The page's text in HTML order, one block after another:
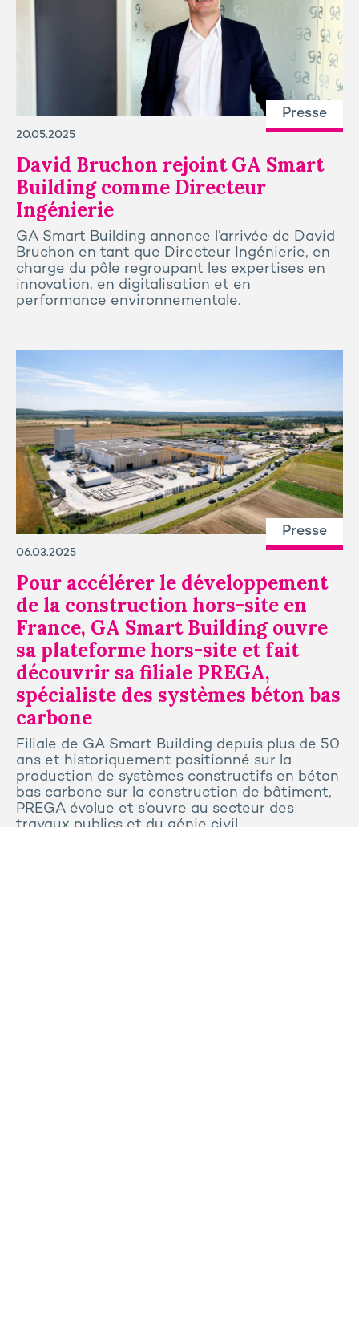
Presse
20.05.2025
David Bruchon rejoint GA Smart
Building comme Directeur
Ingénierie
GA Smart Building annonce l’arrivée de David
Bruchon en tant que Directeur Ingénierie, en
charge du pôle regroupant les expertises en
innovation, en digitalisation et en
performance environnementale.
Presse
06.03.2025
Pour accélérer le développement
de la construction hors-site en
France, GA Smart Building ouvre
sa plateforme hors-site et fait
découvrir sa filiale PREGA,
spécialiste des systèmes béton bas
carbone
Filiale de GA Smart Building depuis plus de 50
ans et historiquement positionné sur la
production de systèmes constructifs en béton
bas carbone sur la construction de bâtiment,
PREGA évolue et s’ouvre au secteur des
travaux publics et du génie civil.